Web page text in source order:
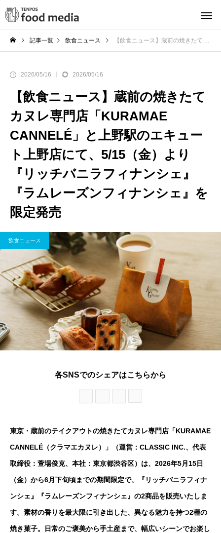
記事一覧 飲食ニュース 【飲食ニュース】蔵前の焼きたてカヌレ専門店「KURAMAE CANNELÉ」と上野駅のエキュート上野店にて、5/15（金）より『リッチバニラフィナンシェ』『ラムレーズンフィナンシェ』を限定発売
2026/05/16 2026/05/16
【飲食ニュース】蔵前の焼きたて
カヌレ専門店「KURAMAE
CANNELÉ」と上野駅のエキュー
ト上野店にて、5/15（金）より
『リッチバニラフィナンシェ』
『ラムレーズンフィナンシェ』を
限定発売
飲食ニュース
各SNSでのシェアはこちらから
東京・蔵前のテイクアウトの焼きたてカヌレ専門店「KURAMAE
CANNELÉ（クラマエカヌレ）」（運営：CLASSIC INC.、代表
取締役：萱場俊克、本社：東京都渋谷区）は、2026年5月15日
（金）から6月下旬頃までの期間限定で、『リッチバニラフィナ
ンシェ』『ラムレーズンフィナンシェ』の2商品を販売いたしま
す。素材の香りを最大限に引き出した、異なる魅力を持つ2種の
焼き菓子。日常のご褒美から手土産まで、幅広いシーンでお楽し